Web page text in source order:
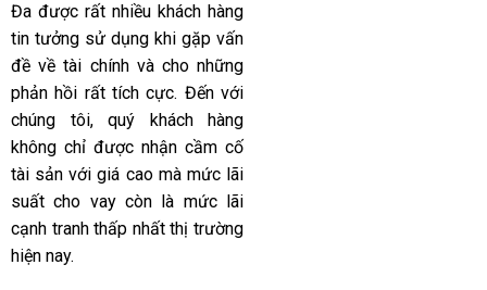
Đa được rất nhiều khách hàng
tin tưởng sử dụng khi gặp vấn
đề về tài chính và cho những
phản hồi rất tích cực. Đến với
chúng tôi, quý khách hàng
không chỉ được nhận cầm cố
tài sản với giá cao mà mức lãi
suất cho vay còn là mức lãi
cạnh tranh thấp nhất thị trường
hiện nay.